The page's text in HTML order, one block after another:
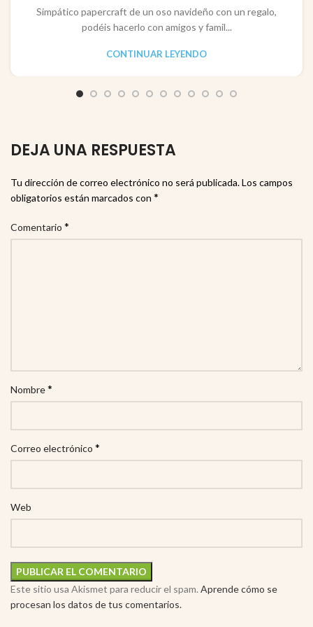
Simpático papercraft de un oso navideño con un regalo,
podéis hacerlo con amigos y famil...
CONTINUAR LEYENDO
DEJA UNA RESPUESTA
Tu dirección de correo electrónico no será publicada.Los campos
obligatorios están marcados con *
Comentario *
Nombre*
Correo electrónico *
Web
Este sitio usa Akismet para reducir el spam. Aprende cómo se
procesan los datos de tus comentarios.